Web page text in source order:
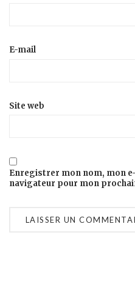
E-mail
Site web
Enregistrer mon nom, mon
navigateur pour mon